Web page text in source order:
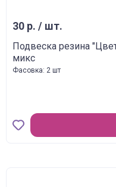
30 р. / шт.
Подвеска резина
микс
Фасовка: 2 шт